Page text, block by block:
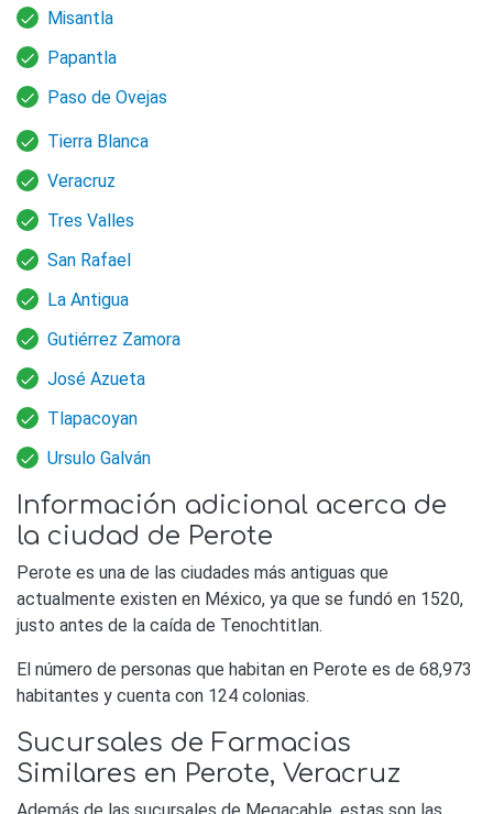
Misantla
Papantla
Paso de Ovejas
Tierra Blanca
Veracruz
Tres Valles
San Rafael
La Antigua
Gutiérrez Zamora
José Azueta
Tlapacoyan
Ursulo Galván
Información adicional acerca de
la ciudad de Perote
Perote es una de las ciudades más antiguas que
actualmente existen en México, ya que se fundó en 1520,
justo antes de la caída de Tenochtitlan.
El número de personas que habitan en Perote es de 68,973
habitantes y cuenta con 124 colonias.
Sucursales de Farmacias
Similares en Perote, Veracruz